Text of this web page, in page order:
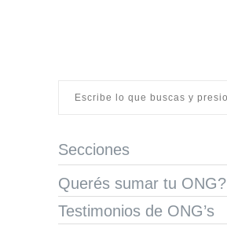
Secciones
Querés sumar tu ONG?
Testimonios de ONG’s